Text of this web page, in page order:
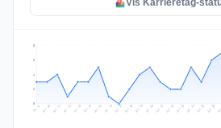
Vis Karrieretag-
2
4
6
8
Jul 9 Jul 10 Jul 11 Jul 12 Jul 13 Jul 14 Jul 15 Jul 16 Jul 17 Jul 18 Jul 19 Jul 20 Jul 21 Jul 22 Jul 23 Jul 24 Jul 25 Jul 26